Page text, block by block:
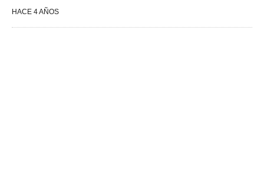
HACE 4 AÑOS